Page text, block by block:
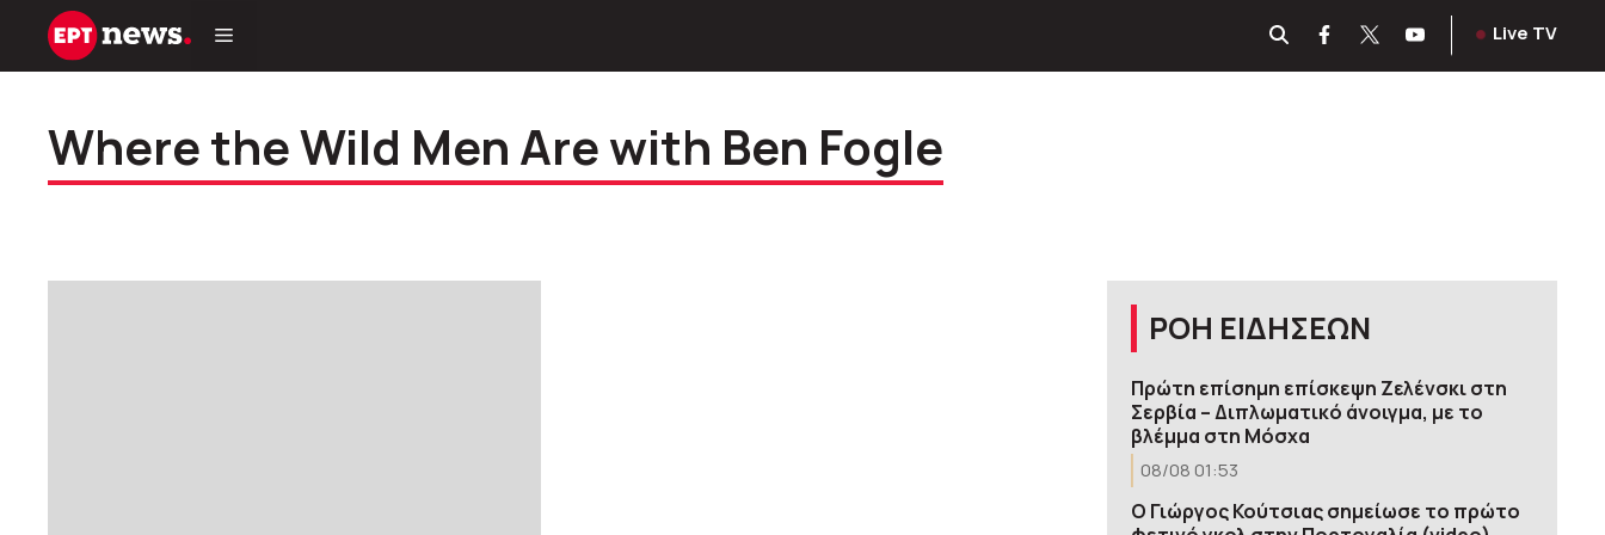
Μετάβαση
Live TV
Where the Wild Men Are with Ben Fogle
ΡΟΗ ΕΙΔΗΣΕΩΝ
Πρώτη επίσημη επίσκεψη Ζελένσκι στη
Σερβία – Διπλωματικό άνοιγμα, με το
βλέμμα στη Μόσχα
08/08 01:53
Ο Γιώργος Κούτσιας σημείωσε το πρώτο